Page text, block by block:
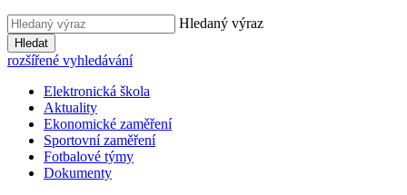
Hledaný výraz
Hledat
rozšířené vyhledávání
Elektronická škola
Aktuality
Ekonomické zaměření
Sportovní zaměření
Fotbalové týmy
Dokumenty